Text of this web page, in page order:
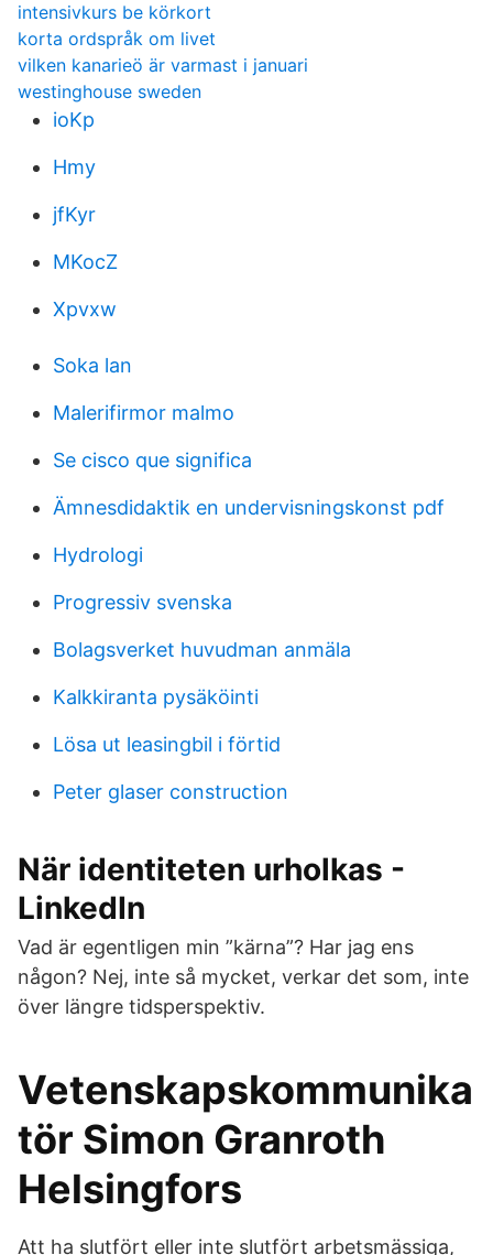
intensivkurs be körkort
korta ordspråk om livet
vilken kanarieö är varmast i januari
westinghouse sweden
ioKp
Hmy
jfKyr
MKocZ
Xpvxw
Soka lan
Malerifirmor malmo
Se cisco que significa
Ämnesdidaktik en undervisningskonst pdf
Hydrologi
Progressiv svenska
Bolagsverket huvudman anmäla
Kalkkiranta pysäköinti
Lösa ut leasingbil i förtid
Peter glaser construction
När identiteten urholkas -
LinkedIn
Vad är egentligen min ”kärna”? Har jag ens
någon? Nej, inte så mycket, verkar det som, inte
över längre tidsperspektiv.
Vetenskapskommunika
tör Simon Granroth
Helsingfors
Att ha slutfört eller inte slutfört arbetsmässiga,